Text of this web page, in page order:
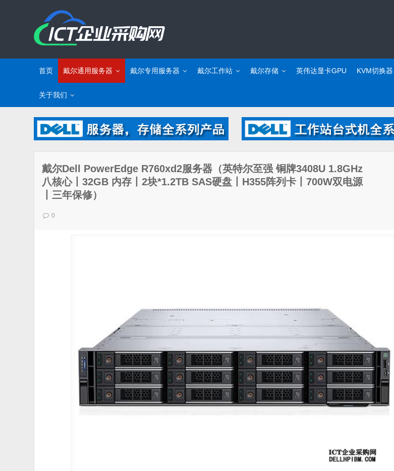
首页 戴尔通用服务器 戴尔专用服务器 戴尔工作站 戴尔存储 英伟达显卡GPU KVM切换器
关于我们
戴尔Dell PowerEdge R760xd2服务器（英特尔至强 铜牌3408U 1.8GHz
八核心丨32GB 内存丨2块*1.2TB SAS硬盘丨H355阵列卡丨700W双电源
丨三年保修）
0